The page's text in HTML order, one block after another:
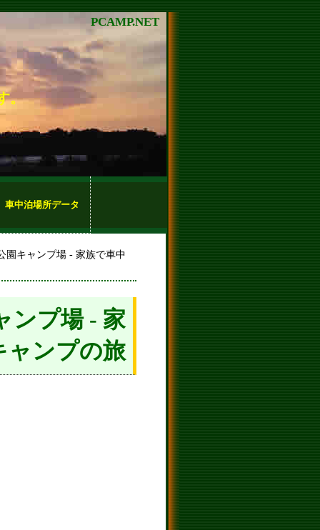
。
PCAMP.NET
車中泊場所データ
園キャンプ場 - 家族で車中
ンプ場 - 家
ャンプの旅